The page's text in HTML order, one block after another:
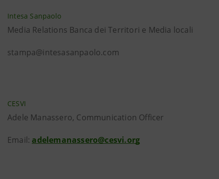
Intesa Sanpaolo
Media Relations Banca dei Territori e Media locali
stampa@intesasanpaolo.com
CESVI
Adele Manassero, Communication Officer
Email: adelemanassero@cesvi.org